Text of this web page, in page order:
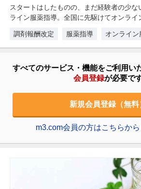
スタートはしたものの、まだ経験者の少な
ライン服薬指導。全国に先駆けてオンライ
調剤報酬改定
服薬指導 オンライ
すべてのサービス・機能をご利用い
会員登録が必要で
新規会員登録（無料
m3.com会員の方はこちらか